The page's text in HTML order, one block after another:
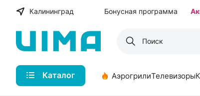
Калининград Бонусная программа
Каталог АэрогрилиТелевизоры